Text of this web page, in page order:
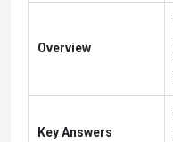
Overview
Key Answers